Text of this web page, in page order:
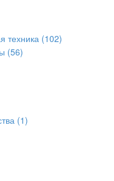
техника (102)
(56)
(1)